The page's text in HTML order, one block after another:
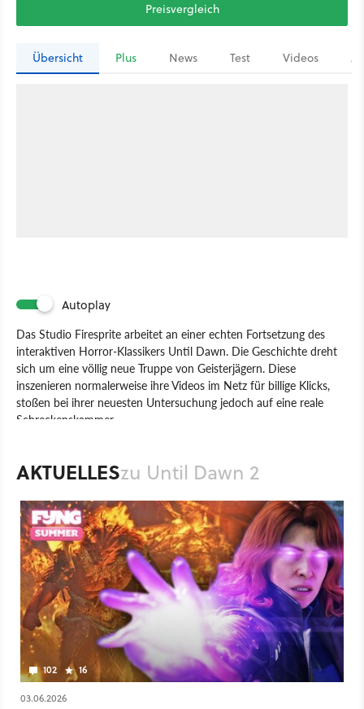
Preisvergleich
Übersicht Plus News Test Videos
Autoplay
Das Studio Firesprite arbeitet an einer echten Fortsetzung des
interaktiven Horror-Klassikers Until Dawn. Die Geschichte dreht
sich um eine völlig neue Truppe von Geisterjägern. Diese
inszenieren normalerweise ihre Videos im Netz für billige Klicks,
stoßen bei ihrer neuesten Untersuchung jedoch auf eine reale
Schreckenskammer.
Sony Interactive Entertainment
Firesprite
PlayStation 5
Until Dawn 2
AKTUELLESzu Until Dawn 2
102 16
03.06.2026